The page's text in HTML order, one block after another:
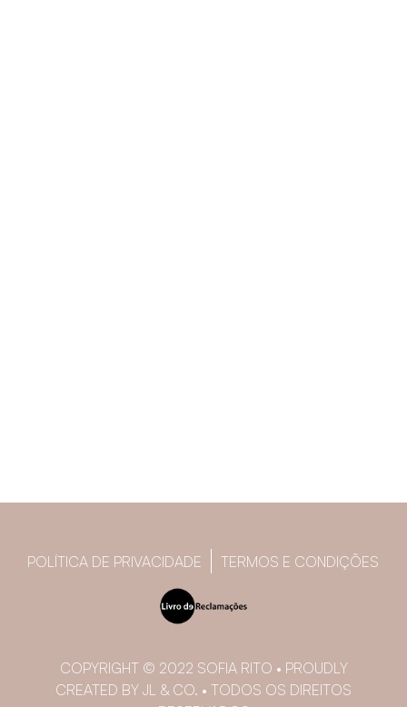
POLÍTICA DE PRIVACIDADE TERMOS E CONDIÇÕES
COPYRIGHT © 2022 SOFIA RITO • PROUDLY
CREATED BY JL & CO. • TODOS OS DIREITOS